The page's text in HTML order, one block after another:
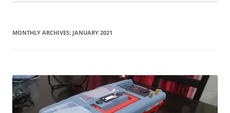
MONTHLY ARCHIVES: JANUARY 2021